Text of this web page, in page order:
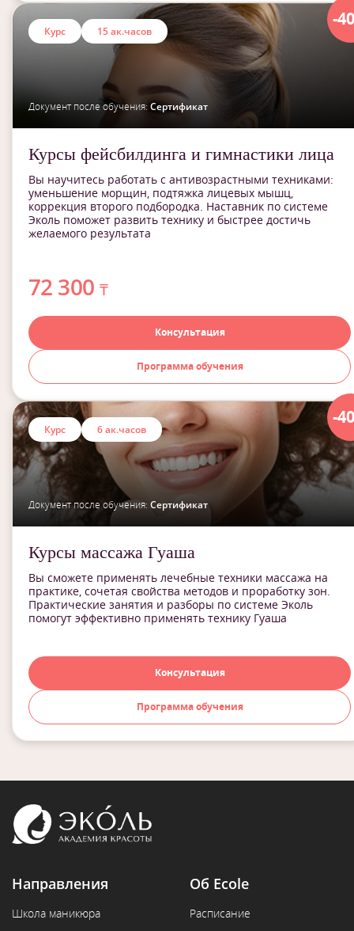
-
Курс 15 ак.часов
Документ после обучения: Сертификат
Курсы фейсбилдинга и гимнастики лица
Вы научитесь работать с антивозрастными техниками:
уменьшение морщин, подтяжка лицевых мышц,
коррекция второго подбородка. Наставник по системе
Эколь поможет развить технику и быстрее достичь
желаемого результата
72 300₸
Консультация
Программа обучения
-
Курс 6 ак.часов
Документ после обучения: Сертификат
Курсы массажа Гуаша
Вы сможете применять лечебные техники массажа на
практике, сочетая свойства методов и проработку зон.
Практические занятия и разборы по системе Эколь
помогут эффективно применять технику Гуаша
Консультация
Программа обучения
Направления
Школа маникюра
Об Ecole
Расписание